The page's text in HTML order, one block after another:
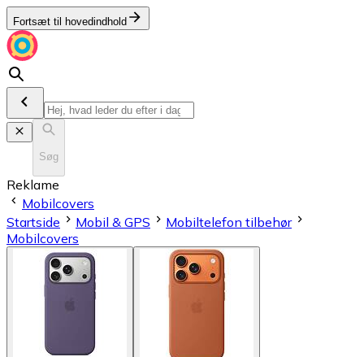
Fortsæt til hovedindhold
Søg
Reklame
Mobilcovers
Startside
Mobil & GPS
Mobiltelefon tilbehør
Mobilcovers